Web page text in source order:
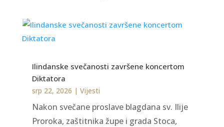
Ilindanske svečanosti završene koncertom
Diktatora
srp 22, 2026 | Vijesti
Nakon svečane proslave blagdana sv. Ilije
Proroka, zaštitnika župe i grada Stoca,